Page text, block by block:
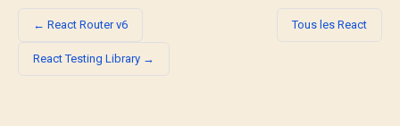
← React Router v6 Tous les React
React Testing Library →